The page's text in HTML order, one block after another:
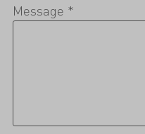
Message *